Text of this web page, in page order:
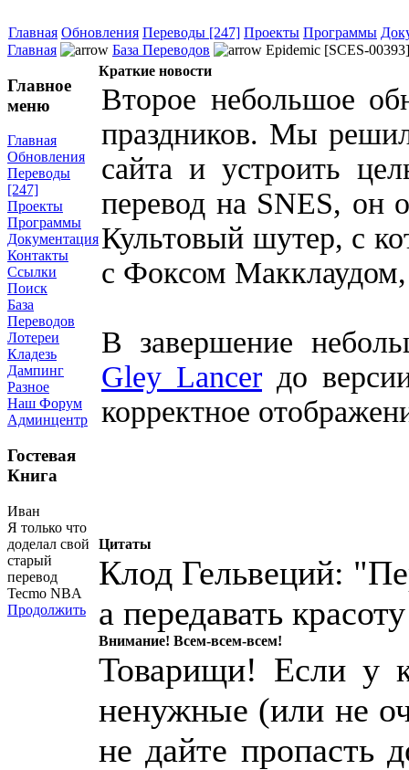
Главная Обновления Переводы [247] Проекты Программы
Главная
База Переводов Epidemic [SCES-
Главное
меню
Главная
Обновления
Переводы
[247]
Проекты
Программы
Документация
Контакты
Ссылки
Поиск
База
Переводов
Лотереи
Кладезь
Дампинг
Разное
Наш Форум
Админцентр
Гостевая
Книга
Иван
Я только что
доделал свой
старый
перевод
Tecmo NBA
Продолжить
Краткие новости
Второе небольшое
праздников. Мы
сайта и устроить
перевод на SNES, он
Культовый шутер, с
с Фоксом Макклаудом,
В завершение
Gley Lancer до
корректное
Цитаты
Клод Гельвеций:
а передавать
Внимание! Всем-всем-всем!
Товарищи! Если у
ненужные (или не
не дайте пропасть